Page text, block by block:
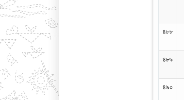
৪৮৮
৪৮৯
৪৯০